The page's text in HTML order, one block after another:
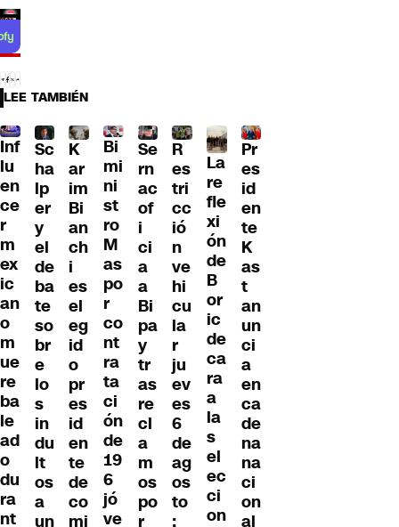
LEE TAMBIÉN
Inf
lu
en
ce
r
m
ex
ic
an
o
m
ue
re
ba
le
ad
o
du
ra
nt
Sc
ha
lp
er
y
el
de
ba
te
so
br
e
lo
s
in
du
lt
os
a
un
K
ar
im
Bi
an
ch
i
es
el
eg
id
o
pr
es
id
en
te
de
co
mi
Bi
mi
ni
st
ro
M
as
po
r
co
nt
ra
ta
ci
ón
de
19
6
jó
ve
Se
rn
ac
of
i
ci
a
a
Bi
pa
y
tr
as
re
cl
a
m
os
po
r
R
es
tri
cc
ió
n
ve
hi
cu
la
r
ju
ev
es
6
de
ag
os
to
:
La
re
fle
xi
ón
de
B
or
ic
de
ca
ra
a
la
s
el
ec
ci
on
Pr
es
id
en
te
K
as
t
an
un
ci
a
en
ca
de
na
na
ci
on
al